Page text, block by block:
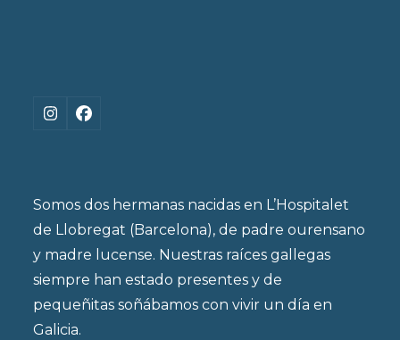
Instagram
Facebook
Somos dos hermanas nacidas en L’Hospitalet
de Llobregat (Barcelona), de padre ourensano
y madre lucense. Nuestras raíces gallegas
siempre han estado presentes y de
pequeñitas soñábamos con vivir un día en
Galicia.